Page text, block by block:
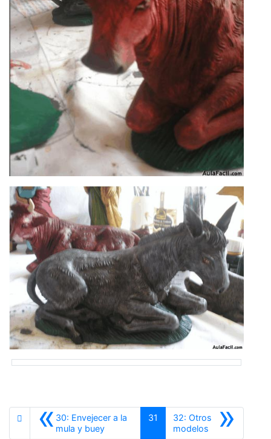
«30: Envejecer a la
mula y bueyAnterior
31 »
32: Otros
modelosSiguiente